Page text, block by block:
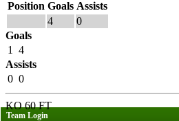
Position Goals Assists
4
0
Goals
1
4
Assists
0 0
KO 60FT
Team Login